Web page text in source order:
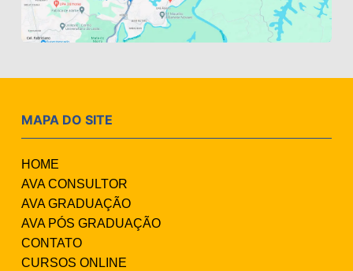
MAPA DO SITE
HOME
AVA CONSULTOR
AVA GRADUAÇÃO
AVA PÓS GRADUAÇÃO
CONTATO
CURSOS ONLINE